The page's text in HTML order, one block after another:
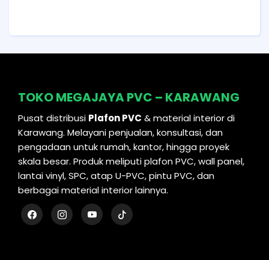
TOKO MEGAJAYA PVC – KARAWANG
Pusat distribusi Plafon PVC & material interior di
Karawang. Melayani penjualan, konsultasi, dan
pengadaan untuk rumah, kantor, hingga proyek
skala besar. Produk meliputi plafon PVC, wall panel,
lantai vinyl, SPC, atap U-PVC, pintu PVC, dan
berbagai material interior lainnya.